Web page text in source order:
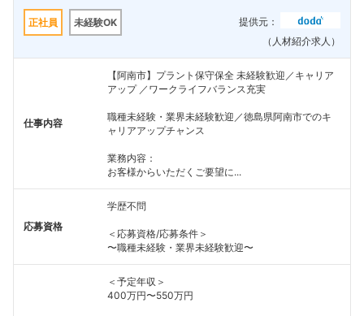
正社員 未経験OK
提供元：
（人材紹介求人）
仕事内容
【阿南市】プラント保守保全 未経験歓迎／キャリア
アップ ／ワークライフバランス充実
職種未経験・業界未経験歓迎／徳島県阿南市でのキ
ャリアアップチャンス
業務内容：
お客様からいただくご要望に...
応募資格
学歴不問
＜応募資格/応募条件＞
〜職種未経験・業界未経験歓迎〜
＜予定年収＞
400万円〜550万円